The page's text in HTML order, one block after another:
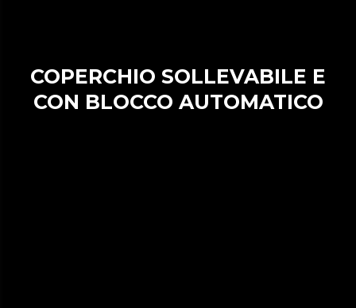
COPERCHIO SOLLEVABILE E
CON BLOCCO AUTOMATICO